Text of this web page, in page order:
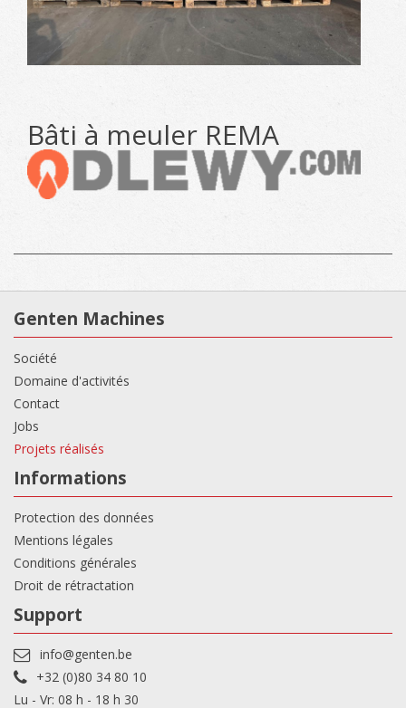
Bâti à meuler REMA
Genten Machines
Société
Domaine d'activités
Contact
Jobs
Projets réalisés
Informations
Protection des données
Mentions légales
Conditions générales
Droit de rétractation
Support
info@genten.be
+32 (0)80 34 80 10
Lu - Vr: 08 h - 18 h 30